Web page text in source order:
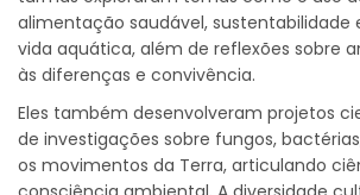
alimentação saudável, sustentabilidade
vida aquática, além de reflexões sobre
às diferenças e convivência.
Eles também desenvolveram projetos
de investigações sobre fungos,
os movimentos da Terra, articulando